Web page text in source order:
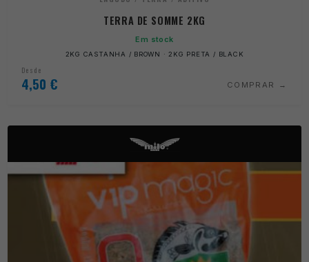
TERRA DE SOMME 2KG
Em stock
2KG CASTANHA / BROWN · 2KG PRETA / BLACK
Desde
4,50 € COMPRAR